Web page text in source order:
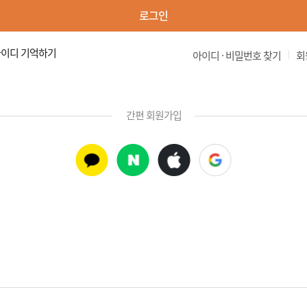
로그인
디 기억하기 |
아이디 · 비밀번호 찾기
간편 회원가입